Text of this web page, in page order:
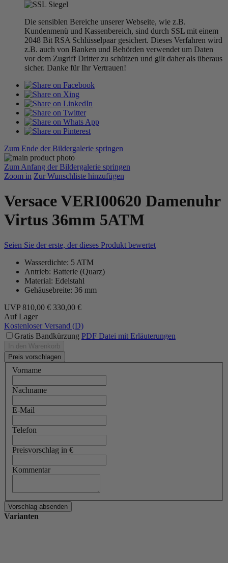
Die sensiblen Bereiche unserer Webseite, wie z.B.
Kundenmenü und Kassenbereich, sind durch SSL mit einem
2048 Bit RSA Schlüsselpaar gesichert. Dieses Verfahren wird
z.B. auch von Banken und Behörden verwendet um Daten
vor dem Zugriff Dritter zu schützen und gilt daher als überaus
sicher. Danke für Ihr Vertrauen!
Zum Ende der Bildergalerie springen
Zum Anfang der Bildergalerie springen
Zoom in Zur Wunschliste hinzufügen
Versace VERI00620 Damenuhr
Virtus 36mm 5ATM
Seien Sie der erste, der dieses Produkt bewertet
Wasserdichte: 5 ATM
Antrieb: Batterie (Quarz)
Material: Edelstahl
Gehäusebreite: 36 mm
UVP 810,00 € 330,00 €
Auf Lager
Kostenloser Versand (D)
Gratis Bandkürzung PDF Datei mit Erläuterungen
In den Warenkorb
Preis vorschlagen
Vorname
Nachname
E-Mail
Telefon
Preisvorschlag in €
Kommentar
Varianten